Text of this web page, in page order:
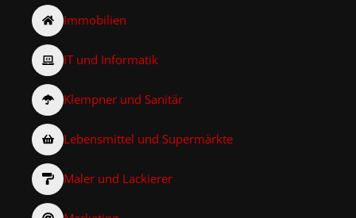
Immobilien
IT und Informatik
Klempner und Sanitär
Lebensmittel und Supermärkte
Maler und Lackierer